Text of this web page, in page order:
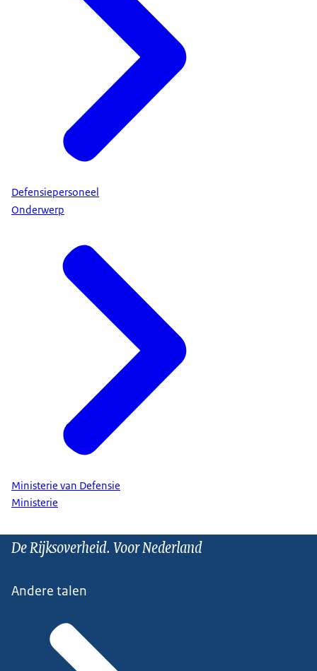
Defensiepersoneel
Onderwerp
Ministerie van Defensie
Ministerie
De Rijksoverheid. Voor Nederland
Andere talen